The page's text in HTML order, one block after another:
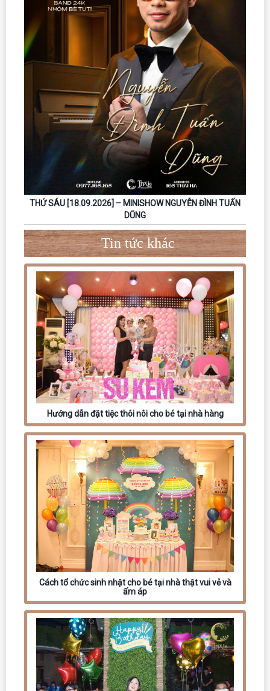
THỨ SÁU [18.09.2026] – MINISHOW NGUYỄN ĐÌNH TUẤN
DŨNG
Tin tức khác
Hướng dẫn đặt tiệc thôi nôi cho bé tại nhà hàng
Cách tổ chức sinh nhật cho bé tại nhà thật vui vẻ và
ấm áp